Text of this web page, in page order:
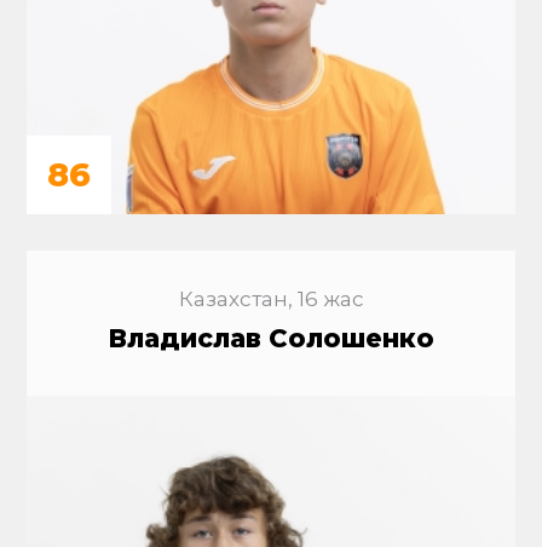
86
Казахстан, 16 жас
Владислав Солошенко